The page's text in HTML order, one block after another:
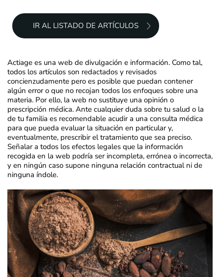
IR AL LISTADO DE ARTÍCULOS
Actiage es una web de divulgación e información. Como tal,
todos los artículos son redactados y revisados
concienzudamente pero es posible que puedan contener
algún error o que no recojan todos los enfoques sobre una
materia. Por ello, la web no sustituye una opinión o
prescripción médica. Ante cualquier duda sobre tu salud o la
de tu familia es recomendable acudir a una consulta médica
para que pueda evaluar la situación en particular y,
eventualmente, prescribir el tratamiento que sea preciso.
Señalar a todos los efectos legales que la información
recogida en la web podría ser incompleta, errónea o incorrecta,
y en ningún caso supone ninguna relación contractual ni de
ninguna índole.